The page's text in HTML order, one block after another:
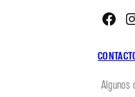
Algunos